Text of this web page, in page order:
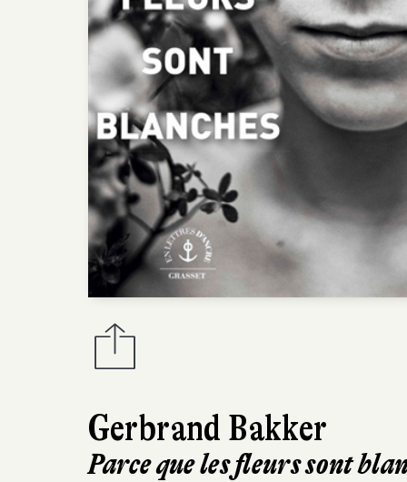
Gerbrand Bakker
Parce que les fleurs sont